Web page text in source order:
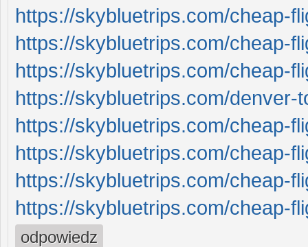
https://skybluetrips.com/cheap-
https://skybluetrips.com/cheap-
https://skybluetrips.com/cheap-
https://skybluetrips.com/denver-
https://skybluetrips.com/cheap-
https://skybluetrips.com/cheap-
https://skybluetrips.com/cheap-
https://skybluetrips.com/cheap-
odpowiedz